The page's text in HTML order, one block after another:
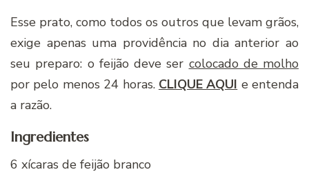
Esse prato, como todos os outros que levam grãos,
exige apenas uma providência no dia anterior ao
seu preparo: o feijão deve ser colocado de molho
por pelo menos 24 horas. CLIQUE AQUI e entenda
a razão.
Ingredientes
6 xícaras de feijão branco